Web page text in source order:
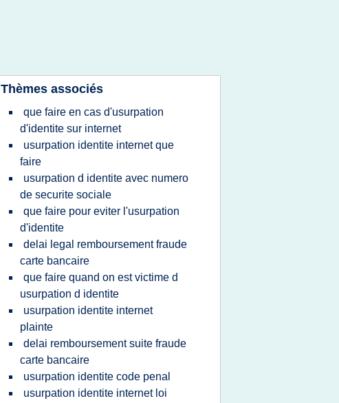
Thèmes associés
que faire en cas d'usurpation
d'identite sur internet
usurpation identite internet que
faire
usurpation d identite avec numero
de securite sociale
que faire pour eviter l'usurpation
d'identite
delai legal remboursement fraude
carte bancaire
que faire quand on est victime d
usurpation d identite
usurpation identite internet
plainte
delai remboursement suite fraude
carte bancaire
usurpation identite code penal
usurpation identite internet loi